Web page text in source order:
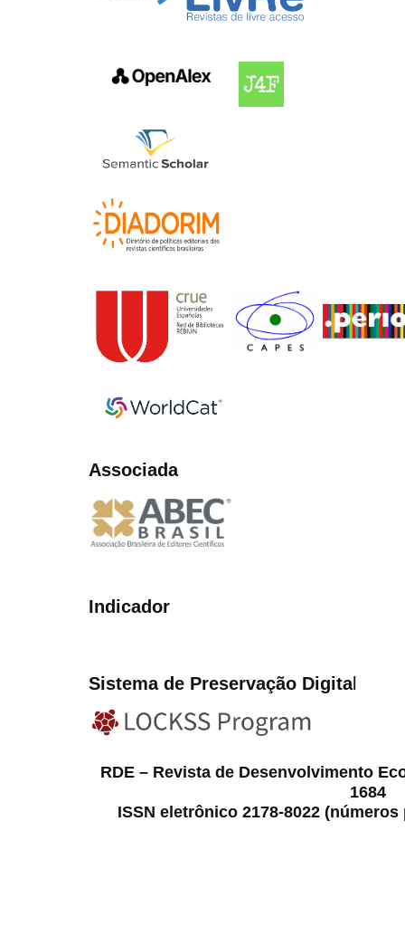
Associada
Indicador
Sistema de Preservação Digital
RDE – Revista de Desenvolvimento
1684
ISSN eletrônico 2178-8022